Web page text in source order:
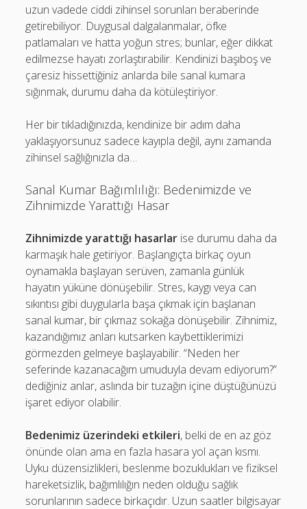
uzun vadede ciddi zihinsel sorunları beraberinde
getirebiliyor. Duygusal dalgalanmalar, öfke
patlamaları ve hatta yoğun stres; bunlar, eğer dikkat
edilmezse hayatı zorlaştırabilir. Kendinizi başıboş ve
çaresiz hissettiğiniz anlarda bile sanal kumara
sığınmak, durumu daha da kötüleştiriyor.
Her bir tıkladığınızda, kendinize bir adım daha
yaklaşıyorsunuz sadece kayıpla değil, aynı zamanda
zihinsel sağlığınızla da…
Sanal Kumar Bağımlılığı: Bedenimizde ve
Zihnimizde Yarattığı Hasar
Zihnimizde yarattığı hasarlar ise durumu daha da
karmaşık hale getiriyor. Başlangıçta birkaç oyun
oynamakla başlayan serüven, zamanla günlük
hayatın yüküne dönüşebilir. Stres, kaygı veya can
sıkıntısı gibi duygularla başa çıkmak için başlanan
sanal kumar, bir çıkmaz sokağa dönüşebilir. Zihnimiz,
kazandığımız anları kutsarken kaybettiklerimizi
görmezden gelmeye başlayabilir. “Neden her
seferinde kazanacağım umuduyla devam ediyorum?”
dediğiniz anlar, aslında bir tuzağın içine düştüğünüzü
işaret ediyor olabilir.
Bedenimiz üzerindeki etkileri, belki de en az göz
önünde olan ama en fazla hasara yol açan kısmı.
Uyku düzensizlikleri, beslenme bozuklukları ve fiziksel
hareketsizlik, bağımlılığın neden olduğu sağlık
sorunlarının sadece birkaçıdır. Uzun saatler bilgisayar